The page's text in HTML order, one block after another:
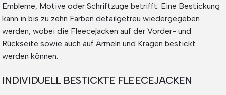
Embleme, Motive oder Schriftzüge betrifft. Eine Bestickung
kann in bis zu zehn Farben detailgetreu wiedergegeben
werden, wobei die Fleecejacken auf der Vorder- und
Rückseite sowie auch auf Ärmeln und Krägen bestickt
werden können.
INDIVIDUELL BESTICKTE FLEECEJACKEN